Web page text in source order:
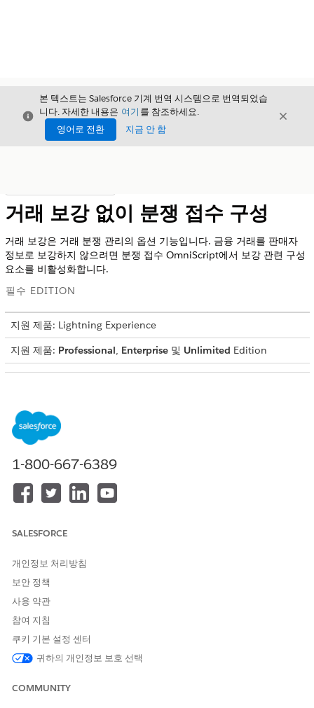
닫기
본 텍스트는 Salesforce 기계 번역 시스템으로 번역되었습
니다. 자세한 내용은 여기 를 참조하세요.
영어로 전환
지금 안 함
닫기
거래 보강 없이 분쟁 접수 구성
거래 보강은 거래 분쟁 관리의 옵션 기능입니다. 금융 거래를 판매자
정보로 보강하지 않으려면 분쟁 접수 OmniScript에서 보강 관련 구성
요소를 비활성화합니다.
필수 EDITION
지원 제품: Lightning Experience
지원 제품: Professional, Enterprise및 Unlimited Edition
OmniScript 업데이트:
앱 시작 관리자에서
FSC/TransactionDisputeManagement OmniScript를 선택하고
OmniScript 버전 1을 엽니다.
OmniScript 버전을 만듭니다.
통합 절차 구성 요소를 찾아서 선택합니다.
활성화합니다.
이와 마찬가지로 OmniScript에서 해당 구성 요소를 각각 찾고 비
활성화합니다.
구성 요소 이름
SegregateTransactions
entApi
1-800-667-6389
SALESFORCE
개인정보 처리방침
보안 정책
사용 약관
참여 지침
쿠키 기본 설정 센터
귀하의 개인정보 보호 선택
COMMUNITY